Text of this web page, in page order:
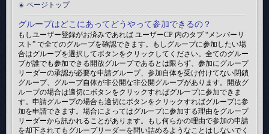
ページトップ
グループはどこにあってどうやって参加できるの？
もしユーザー登録がお済みであれば ユーザーCP 内のタブ “メンバーリ
スト” で全てのグループを確認できます。もしグループに参加したい場
合はグループを選択してボタンをクリックしてください。全てのグルー
プが誰でも参加できる開放グループであるとは限らず、参加にグループ
リーダーの承認が必要な申請グループ、参加自体を受け付けてない閉鎖
グループ、グループ自体が非公開な非公開グループがあります。開放グ
ループの場合は適切にボタンをクリックすればグループに参加できま
す。申請グループの場合も適切にボタンをクリックすればグループに参
加を申請できます。場合によってはグループに参加する理由をグループ
リーダーから訊かれることがあります。もし何らかの理由で参加の申請
を却下されてもグループリーダーを問い詰めるようなことはしないでく